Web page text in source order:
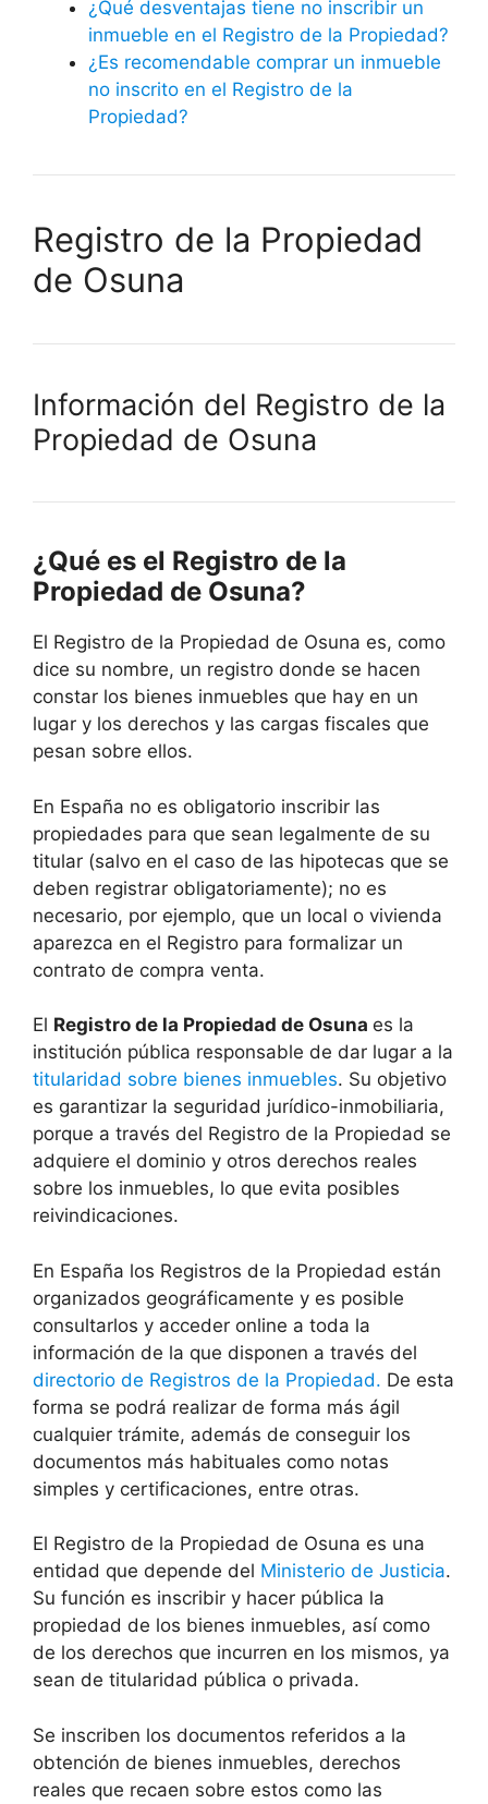
¿Qué desventajas tiene no inscribir un
inmueble en el Registro de la Propiedad?
¿Es recomendable comprar un inmueble
no inscrito en el Registro de la
Propiedad?
Registro de la Propiedad
de Osuna
Información del Registro de la
Propiedad de Osuna
¿Qué es el Registro de la
Propiedad de Osuna?
El Registro de la Propiedad de Osuna es, como
dice su nombre, un registro donde se hacen
constar los bienes inmuebles que hay en un
lugar y los derechos y las cargas fiscales que
pesan sobre ellos.
En España no es obligatorio inscribir las
propiedades para que sean legalmente de su
titular (salvo en el caso de las hipotecas que se
deben registrar obligatoriamente); no es
necesario, por ejemplo, que un local o vivienda
aparezca en el Registro para formalizar un
contrato de compra venta.
El Registro de la Propiedad de Osuna es la
institución pública responsable de dar lugar a la
titularidad sobre bienes inmuebles. Su objetivo
es garantizar la seguridad jurídico-inmobiliaria,
porque a través del Registro de la Propiedad se
adquiere el dominio y otros derechos reales
sobre los inmuebles, lo que evita posibles
reivindicaciones.
En España los Registros de la Propiedad están
organizados geográficamente y es posible
consultarlos y acceder online a toda la
información de la que disponen a través del
directorio de Registros de la Propiedad. De esta
forma se podrá realizar de forma más ágil
cualquier trámite, además de conseguir los
documentos más habituales como notas
simples y certificaciones, entre otras.
El Registro de la Propiedad de Osuna es una
entidad que depende del Ministerio de Justicia.
Su función es inscribir y hacer pública la
propiedad de los bienes inmuebles, así como
de los derechos que incurren en los mismos, ya
sean de titularidad pública o privada.
Se inscriben los documentos referidos a la
obtención de bienes inmuebles, derechos
reales que recaen sobre estos como las